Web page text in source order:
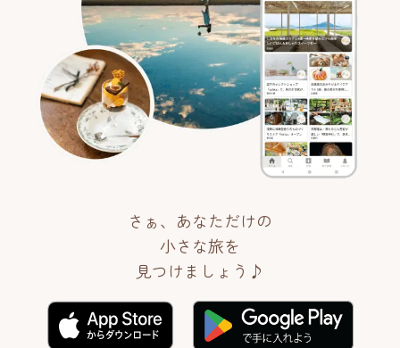
さぁ、あなただけの
小さな旅を
見つけましょう♪